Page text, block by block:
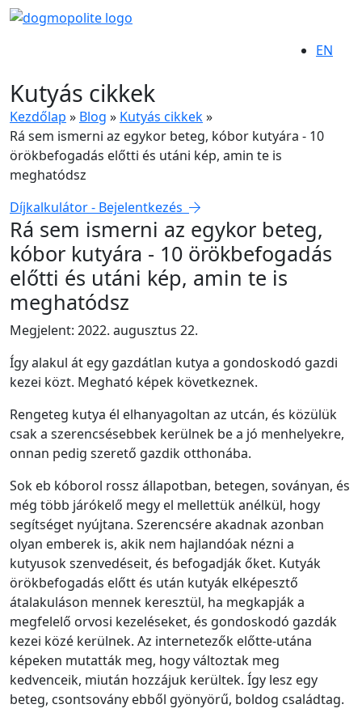
EN
Kutyás cikkek
Kezdőlap » Blog » Kutyás cikkek»
Rá sem ismerni az egykor beteg, kóbor kutyára - 10
örökbefogadás előtti és utáni kép, amin te is
meghatódsz
Díjkalkulátor - Bejelentkezés
Rá sem ismerni az egykor beteg,
kóbor kutyára - 10 örökbefogadás
előtti és utáni kép, amin te is
meghatódsz
Megjelent: 2022. augusztus 22.
Így alakul át egy gazdátlan kutya a gondoskodó gazdi
kezei közt. Megható képek következnek.
Rengeteg kutya él elhanyagoltan az utcán, és közülük
csak a szerencsésebbek kerülnek be a jó menhelyekre,
onnan pedig szerető gazdik otthonába.
Sok eb kóborol rossz állapotban, betegen, soványan, és
még több járókelő megy el mellettük anélkül, hogy
segítséget nyújtana. Szerencsére akadnak azonban
olyan emberek is, akik nem hajlandóak nézni a
kutyusok szenvedéseit, és befogadják őket. Kutyák
örökbefogadás előtt és után kutyák elképesztő
átalakuláson mennek keresztül, ha megkapják a
megfelelő orvosi kezeléseket, és gondoskodó gazdák
kezei közé kerülnek. Az internetezők előtte-utána
képeken mutatták meg, hogy változtak meg
kedvenceik, miután hozzájuk kerültek. Így lesz egy
beteg, csontsovány ebből gyönyörű, boldog családtag.